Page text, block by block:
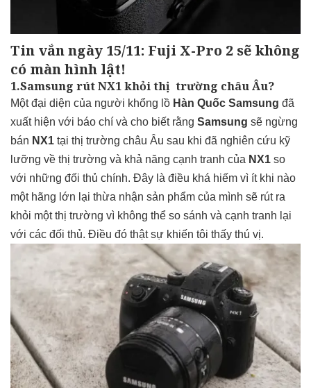
Tin vắn ngày 15/11: Fuji X-Pro 2 sẽ không
có màn hình lật!
1.Samsung rút NX1 khỏi thị trường châu Âu?
Một đại diện của người khổng lồ Hàn Quốc Samsung đã
xuất hiện với báo chí và cho biết rằng Samsung sẽ ngừng
bán NX1 tại thị trường châu Âu sau khi đã nghiên cứu kỹ
lưỡng về thị trường và khả năng cạnh tranh của NX1 so
với những đối thủ chính. Đây là điều khá hiếm vì ít khi nào
một hãng lớn lại thừa nhận sản phẩm của mình sẽ rút ra
khỏi một thị trường vì không thể so sánh và cạnh tranh lại
với các đối thủ. Điều đó thật sự khiến tôi thấy thú vị.